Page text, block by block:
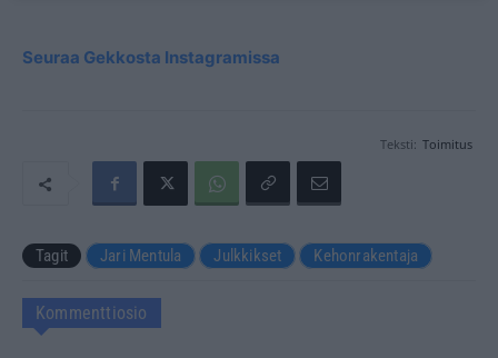
Seuraa Gekkosta Instagramissa
Teksti: Toimitus
Tagit Jari Mentula Julkkikset Kehonrakentaja
Kommenttiosio